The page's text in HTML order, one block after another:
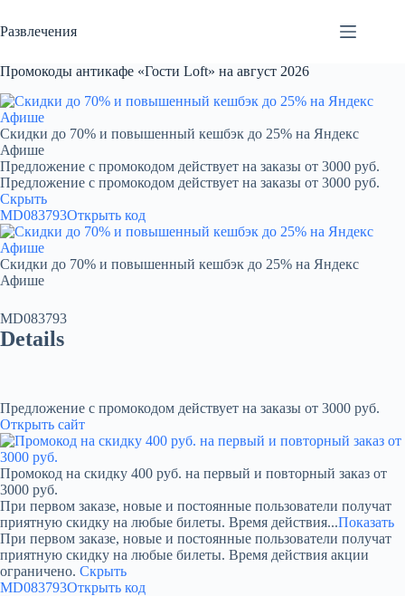
к
сути
Развлечения
Промокоды антикафе «Гости Loft» на август 2026
Скидки до 70% и повышенный кешбэк до 25% на Яндекс
Афише
Предложение с промокодом действует на заказы от 3000 руб.
Предложение с промокодом действует на заказы от 3000 руб.
Скрыть
MD083793Открыть код
Скидки до 70% и повышенный кешбэк до 25% на Яндекс
Афише
MD083793
Details
Предложение с промокодом действует на заказы от 3000 руб.
Открыть сайт
Промокод на скидку 400 руб. на первый и повторный заказ от
3000 руб.
При первом заказе, новые и постоянные пользователи получат
приятную скидку на любые билеты. Время действия...Показать
При первом заказе, новые и постоянные пользователи получат
приятную скидку на любые билеты. Время действия акции
ограничено. Скрыть
MD083793Открыть код